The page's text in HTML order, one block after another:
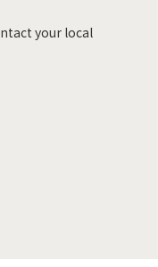
your local